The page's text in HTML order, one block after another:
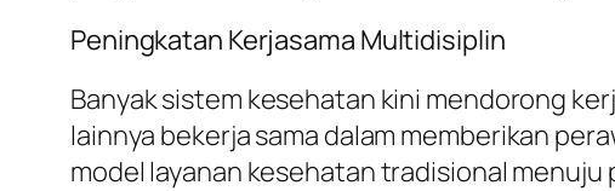
Peningkatan Kerjasama Multidisiplin
Banyak sistem kesehatan kini mendorong
lainnya bekerja sama dalam memberikan
model layanan kesehatan tradisional